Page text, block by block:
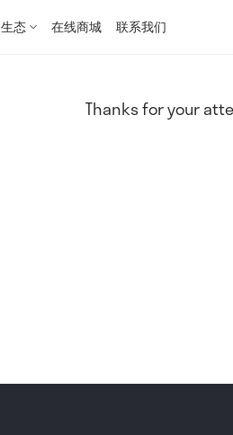
生态 在线商城 联系我们
Thanks for your